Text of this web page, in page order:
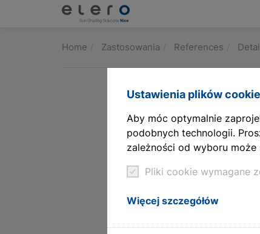
Ustawienia plików cookie
Aby móc optymalnie
podobnych technologii.
zależności od wyboru może
Pliki cookie wymagane
Więcej szczegółów
Architects & planners
Home Zastosowania References